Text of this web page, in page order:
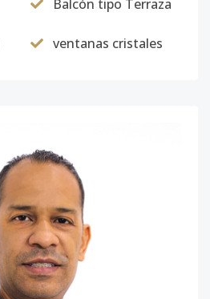
Balcón tipo Terraza
ventanas cristales